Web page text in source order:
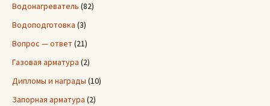
Водонагреватель (82)
Водоподготовка (3)
Вопрос — ответ(21)
Газовая арматура (2)
Дипломы и награды (10)
Запорная арматура (2)